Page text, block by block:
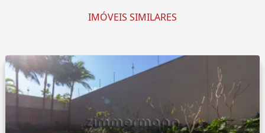
IMÓVEIS SIMILARES